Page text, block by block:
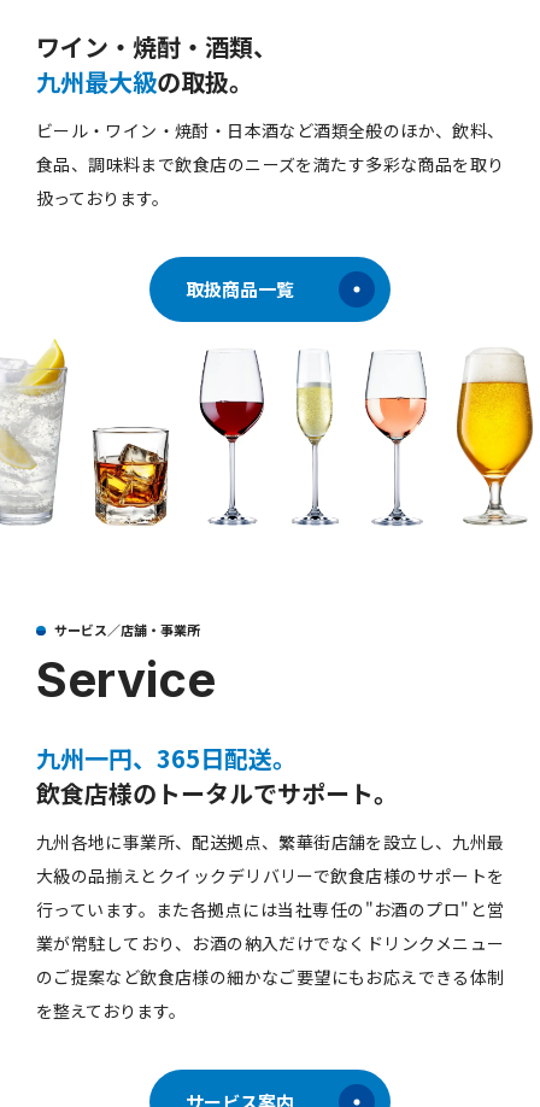
ワイン・焼酎・酒類、
九州最大級の取扱。
ビール・ワイン・焼酎・日本酒など酒類全般のほか、飲料、
食品、調味料まで飲食店のニーズを満たす多彩な商品を取り
扱っております。
取扱商品一覧
サービス／店舗・事業所
Service
九州一円、365日配送。
飲食店様のトータルでサポート。
九州各地に事業所、配送拠点、繁華街店舗を設立し、九州最
大級の品揃えとクイックデリバリーで飲食店様のサポートを
行っています。また各拠点には当社専任の"お酒のプロ"と営
業が常駐しており、お酒の納入だけでなくドリンクメニュー
のご提案など飲食店様の細かなご要望にもお応えできる体制
を整えております。